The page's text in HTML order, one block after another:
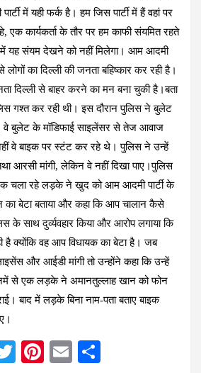
में यही फर्क है। हम जिस पार्टी में हैं वहां पर
एक कार्यकर्ता के तौर पर हम काफी संयमित रहते
में यह संयम देखने को नहीं मिलेगा। आम आदमी
लोगों का दिल्ली की जनता बहिष्कार कर रही है।
दिल्ली से बाहर करने का मन बना चुकी है।बता
गश्त कर रही थी। इस दौरान पुलिस ने बुलेट
वे बुलेट के मॉडिफाई साइलेंसर से तेज आवाज
वे बाइक पर स्टंट कर रहे थे। पुलिस ने उन्हें
आरसी मांगी, लेकिन वे नहीं दिखा पाए।पुलिस
चला रहे लड़के ने खुद को आम आदमी पार्टी के
का बेटा बताया और कहा कि आप चालान कैसे
के साथ दुर्व्यवहार किया और आरोप लगाया कि
है क्योंकि वह आप विधायक का बेटा है। जब
और आईडी मांगी तो उन्होंने कहा कि उन्हें
से एक लड़के ने अमानतुल्लाह खान को फोन
बाद में लड़के बिना नाम-पता बताए बाइक
T
Pi E